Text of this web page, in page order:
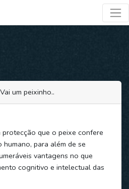
um peixinho..
que o peixe confere
para além de se
vantagens no que
cognitivo e intelectual das